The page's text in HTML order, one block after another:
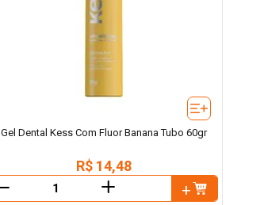
Gel Dental Kess Com Fluor Banana Tubo 60gr
R$ 14,48
＋